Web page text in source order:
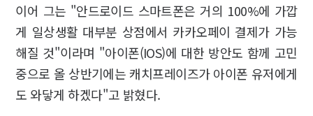
이어 그는 "안드로이드 스마트폰은 거의 100%에 가깝
게 일상생활 대부분 상점에서 카카오페이 결제가 가능
해질 것"이라며 "아이폰(IOS)에 대한 방안도 함께 고민
중으로 올 상반기에는 캐치프레이즈가 아이폰 유저에게
도 와닿게 하겠다"고 밝혔다.